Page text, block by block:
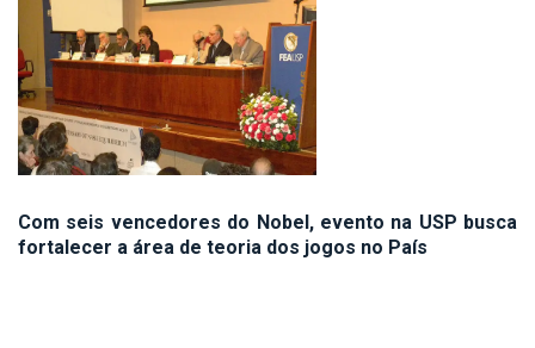
Com seis vencedores do Nobel, evento na USP busca
fortalecer a área de teoria dos jogos no País